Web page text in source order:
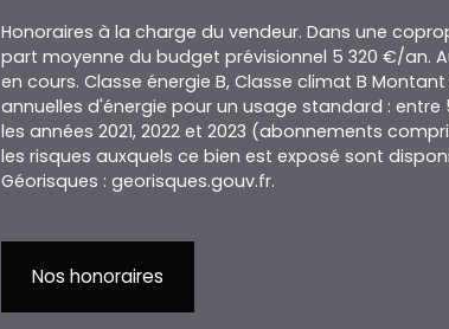
Honoraires à la charge du vendeur. Dans une
part moyenne du budget prévisionnel 5 320 €/an.
en cours. Classe énergie B, Classe climat B
annuelles d'énergie pour un usage standard : entre
les années 2021, 2022 et 2023 (abonnements
les risques auxquels ce bien est exposé sont
Géorisques : georisques.gouv.fr.
Nos honoraires